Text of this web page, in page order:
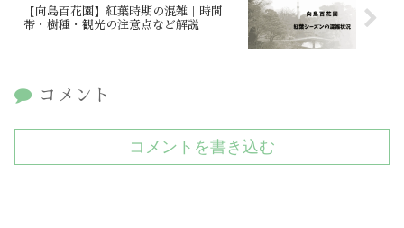
【向島百花園】紅葉時期の混雑｜時間
帯・樹種・観光の注意点など解説
コメント
コメントを書き込む